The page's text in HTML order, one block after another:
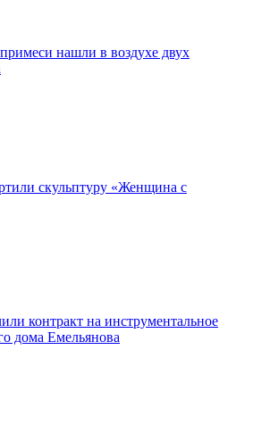
нашли в воздухе двух
скульптуру «Женщина с
контракт на инструментальное
дома Емельянова